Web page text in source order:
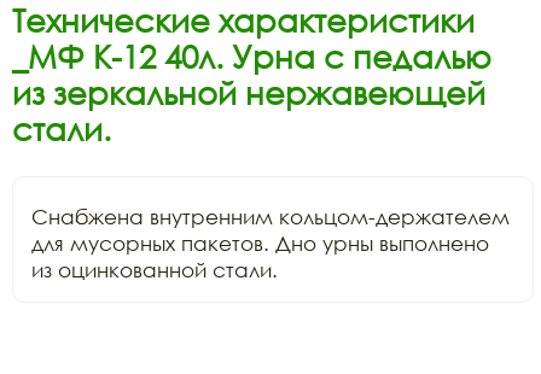
Технические характеристики
_МФ К-12 40л. Урна с педалью
из зеркальной нержавеющей
стали.
Снабжена внутренним кольцом-держателем
для мусорных пакетов. Дно урны выполнено
из оцинкованной стали.